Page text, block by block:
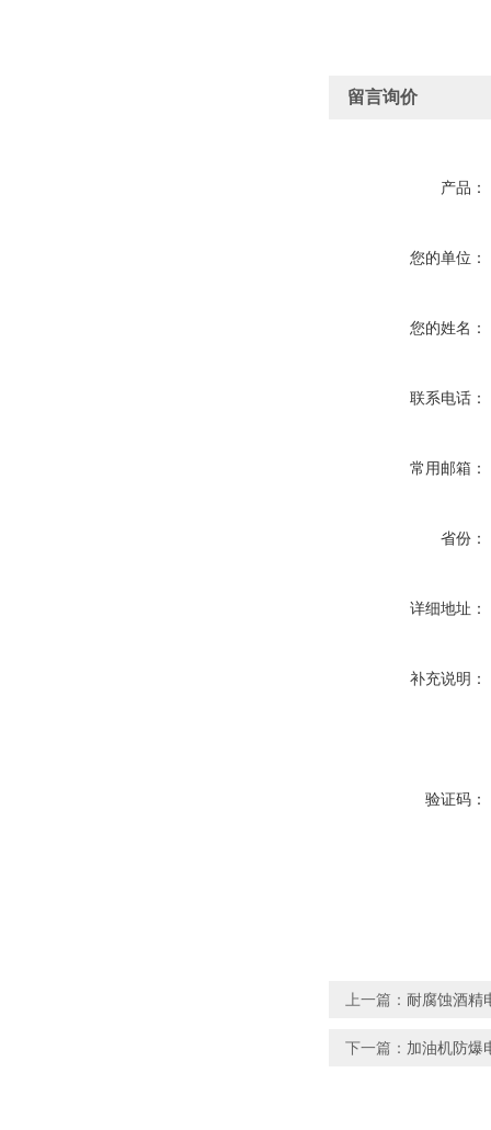
留言询价
产品：
您的单位：
您的姓名：
联系电话：
常用邮箱：
省份：
详细地址：
补充说明：
验证码：
上一篇： 耐腐蚀酒精
下一篇： 加油机防爆